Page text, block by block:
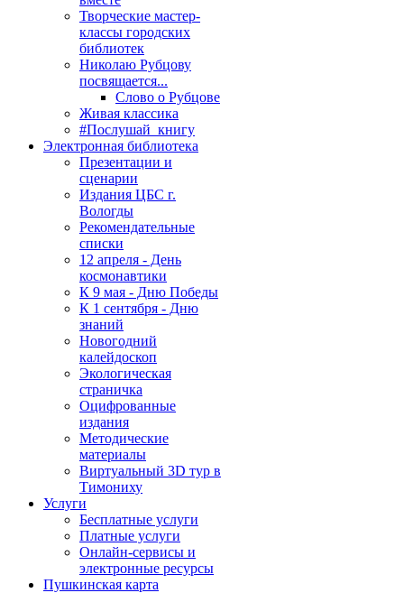
Творческие мастер-
классы городских
библиотек
Николаю Рубцову
посвящается...
Слово о Рубцове
Живая классика
#Послушай_книгу
Электронная библиотека
Презентации и
сценарии
Издания ЦБС г.
Вологды
Рекомендательные
списки
12 апреля - День
космонавтики
К 9 мая - Дню Победы
К 1 сентября - Дню
знаний
Новогодний
калейдоскоп
Экологическая
страничка
Оцифрованные
издания
Методические
материалы
Виртуальный 3D тур в
Тимониху
Услуги
Бесплатные услуги
Платные услуги
Онлайн-сервисы и
электронные ресурсы
Пушкинская карта